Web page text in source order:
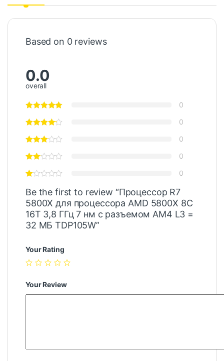
Based on 0 reviews
0.0
overall
0
0
0
0
0
Be the first to review “Процессор R7
5800X для процессора AMD 5800X 8C
16T 3,8 ГГц 7 нм с разъемом AM4 L3 =
32 МБ TDP105W”
Your Rating
Your Review